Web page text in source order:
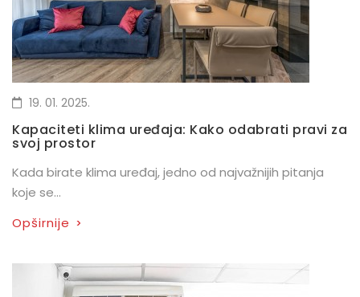
19. 01. 2025.
Kapaciteti klima uređaja: Kako odabrati pravi za
svoj prostor
Kada birate klima uređaj, jedno od najvažnijih pitanja
koje se...
Opširnije >